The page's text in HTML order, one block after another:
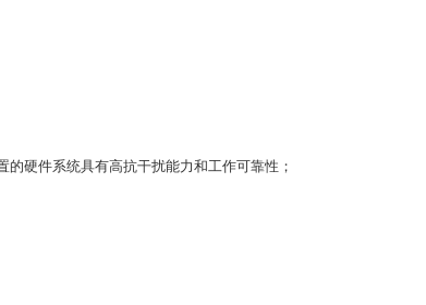
硬件系统具有高抗干扰能力和工作可靠性；